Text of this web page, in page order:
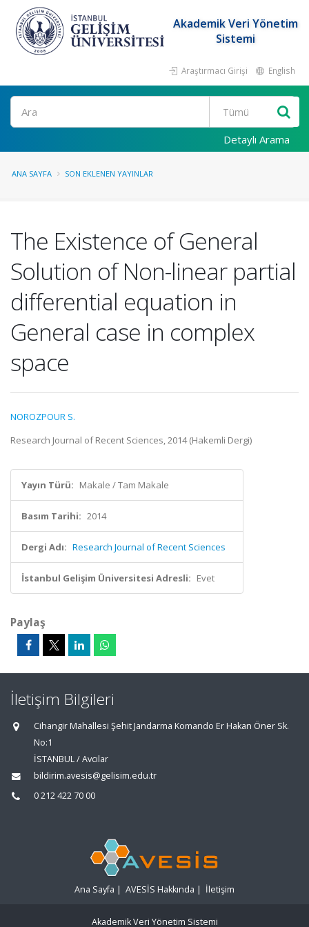
Akademik Veri Yönetim
Sistemi
Araştırmacı Girişi English
Ara
Detaylı Arama
ANA SAYFA SON EKLENEN YAYINLAR
The Existence of General
Solution of Non-linear partial
differential equation in
General case in complex
space
NOROZPOUR S.
Research Journal of Recent Sciences, 2014 (Hakemli Dergi)
Yayın Türü: Makale / Tam Makale
Basım Tarihi: 2014
Dergi Adı: Research Journal of Recent Sciences
İstanbul Gelişim Üniversitesi Adresli: Evet
Paylaş
İletişim Bilgileri
Cihangir Mahallesi Şehit Jandarma Komando Er Hakan Öner Sk.
No:1
İSTANBUL / Avcılar
bildirim.avesis@gelisim.edu.tr
0 212 422 70 00
Ana Sayfa | AVESİS Hakkında | İletişim
Akademik Veri Yönetim Sistemi